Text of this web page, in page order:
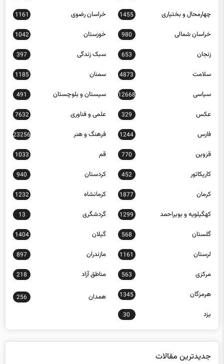
چهارمحال و بختیاری 1455 خراسان رضوی 1161
خراسان شمالی 980 خوزستان 1042
زنجان 653 سبک زندگی 397
سلامت 4873 سمنان 1185
سیاسی 12668 سیستان و بلوچستان 491
عکس 329 علمی و فناوری 7632
فارس 1244 فرهنگ و هنر 23256
قزوین 770 قم 1033
کاریکاتور 452 کردستان 940
کرمان 1877 کرمانشاه 1232
کهگیلویه و بویراحمد 1299 گردشگری 13
گلستان 568 گیلان 1404
لرستان 1161 مازندران 897
مرکزی 563 مناطق آزاد 218
هرمزگان 1345 همدان 256
یزد 30
جدیدترین مقالات